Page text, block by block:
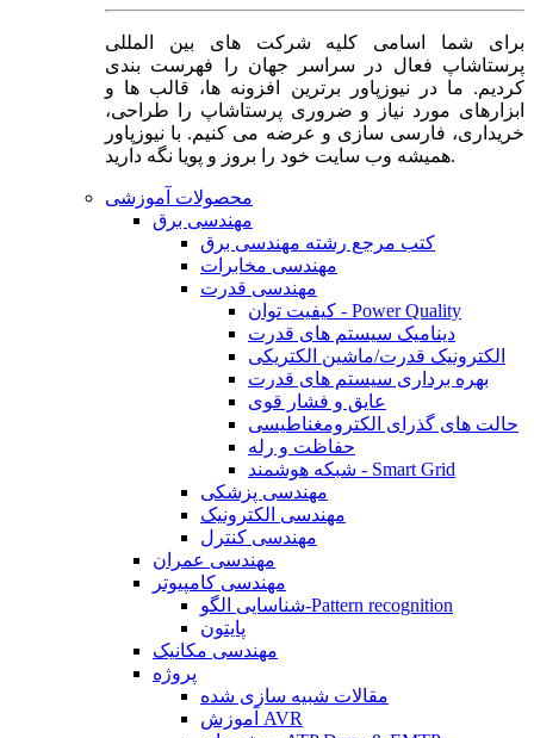
برای شما اسامی کلیه شرکت های بین المللی
پرستاشاپ فعال در سراسر جهان را فهرست بندی
کردیم. ما در نیوزپاور برترین افزونه ها، قالب ها و
ابزارهای مورد نیاز و ضروری پرستاشاپ را طراحی،
خریداری، فارسی سازی و عرضه می کنیم. با نیوزپاور
همیشه وب سایت خود را بروز و پویا نگه دارید.
محصولات آموزشی
مهندسی برق
کتب مرجع رشته مهندسی برق
مهندسی مخابرات
مهندسی قدرت
کیفیت توان - Power Quality
دینامیک سیستم های قدرت
الکترونیک قدرت/ماشین الکتریکی
بهره برداری سیستم های قدرت
عایق و فشار قوی
حالت های گذرای الکترومغناطیسی
حفاظت و رله
شبکه هوشمند - Smart Grid
مهندسی پزشکی
مهندسی الکترونیک
مهندسی کنترل
مهندسی عمران
مهندسی کامپیوتر
شناسایی الگو-Pattern recognition
پایتون
مهندسی مکانیک
پروژه
مقالات شبیه سازی شده
آموزش AVR